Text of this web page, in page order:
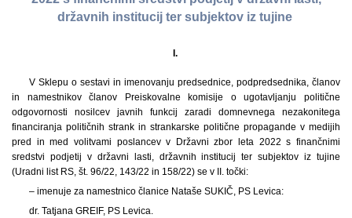
državnih institucij ter subjektov iz tujine
I.
V Sklepu o sestavi in imenovanju predsednice, podpredsednika, članov
in namestnikov članov Preiskovalne komisije o ugotavljanju politične
odgovornosti nosilcev javnih funkcij zaradi domnevnega nezakonitega
financiranja političnih strank in strankarske politične propagande v medijih
pred in med volitvami poslancev v Državni zbor leta 2022 s finančnimi
sredstvi podjetij v državni lasti, državnih institucij ter subjektov iz tujine
(Uradni list RS, št. 96/22, 143/22 in 158/22) se v II. točki:
– imenuje za namestnico članice Nataše SUKIČ, PS Levica:
dr. Tatjana GREIF, PS Levica.